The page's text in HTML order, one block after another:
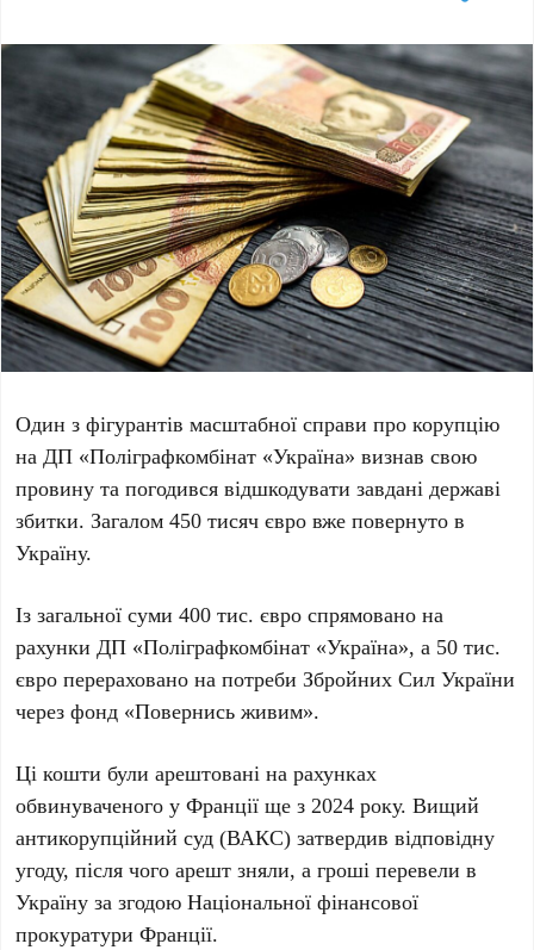
Один з фігурантів масштабної справи про корупцію
на ДП «Поліграфкомбінат «Україна» визнав свою
провину та погодився відшкодувати завдані державі
збитки. Загалом450 тисяч євро вже повернуто в
Україну.
Із загальної суми400 тис. євро спрямовано на
рахунки ДП «Поліграфкомбінат «Україна», а 50 тис.
євро перераховано на потреби Збройних Сил України
через фонд «Повернись живим».
Ці кошти були арештовані на рахунках
обвинуваченого у Франції ще з2024 року. Вищий
антикорупційний суд (ВАКС) затвердив відповідну
угоду, після чого арешт зняли, а гроші перевели в
Україну за згодою Національної фінансової
прокуратури Франції.